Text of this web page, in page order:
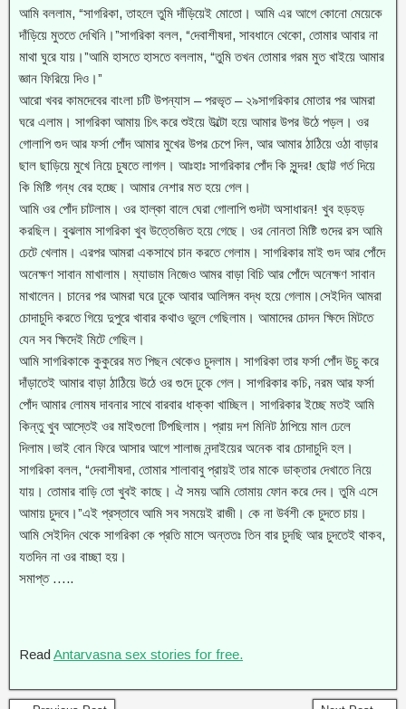
আমি বললাম, “সাগরিকা, তাহলে তুমি দাঁড়িয়েই মোতো। আমি এর আগে কোনো মেয়েকে
দাঁড়িয়ে মুততে দেখিনি।”সাগরিকা বলল, “দেবাশীষদা, সাবধানে থেকো, তোমার আবার না
মাথা ঘুরে যায়।”আমি হাসতে হাসতে বললাম, “তুমি তখন তোমার গরম মুত খাইয়ে আমার
জ্ঞান ফিরিয়ে দিও।”
আরো খবর কামদেবের বাংলা চটি উপন্যাস – পরভৃত – ২৯সাগরিকার মোতার পর আমরা
ঘরে এলাম। সাগরিকা আমায় চিৎ করে শুইয়ে উল্টো হয়ে আমার উপর উঠে পড়ল। ওর
গোলাপি গুদ আর ফর্সা পোঁদ আমার মুখের উপর চেপে দিল, আর আমার ঠাঠিয়ে ওঠা বাড়ার
ছাল ছাড়িয়ে মুখে নিয়ে চুষতে লাগল। আঃহাঃ সাগরিকার পোঁদ কি সুন্দর! ছোট্ট গর্ত দিয়ে
কি মিষ্টি গন্ধ বের হচ্ছে। আমার নেশার মত হয়ে গেল।
আমি ওর পোঁদ চাটলাম। ওর হাল্কা বালে ঘেরা গোলাপি গুদটা অসাধারন! খুব হড়হড়
করছিল। বুঝলাম সাগরিকা খুব উত্তেজিত হয়ে গেছে। ওর নোনতা মিষ্টি গুদের রস আমি
চেটে খেলাম। এরপর আমরা একসাথে চান করতে গেলাম। সাগরিকার মাই গুদ আর পোঁদে
অনেক্ষণ সাবান মাখালাম। ম্যাডাম নিজেও আমর বাড়া বিচি আর পোঁদে অনেক্ষণ সাবান
মাখালেন। চানের পর আমরা ঘরে ঢুকে আবার আলিঙ্গন বদ্ধ হয়ে গেলাম।সেইদিন আমরা
চোদাচুদি করতে গিয়ে দুপুরে খাবার কথাও ভুলে গেছিলাম। আমাদের চোদন ক্ষিদে মিটতে
যেন সব ক্ষিদেই মিটে গেছিল।
আমি সাগরিকাকে কুকুরের মত পিছন থেকেও চুদলাম। সাগরিকা তার ফর্সা পোঁদ উচু করে
দাঁড়াতেই আমার বাড়া ঠাঠিয়ে উঠে ওর গুদে ঢুকে গেল। সাগরিকার কচি, নরম আর ফর্সা
পোঁদ আমার লোমষ দাবনার সাথে বারবার ধাক্কা খাচ্ছিল। সাগরিকার ইচ্ছে মতই আমি
কিন্তু খুব আস্তেই ওর মাইগুলো টিপছিলাম। প্রায় দশ মিনিট ঠাপিয়ে মাল ঢেলে
দিলাম।ভাই বোন ফিরে আসার আগে শালাজ নন্দাইয়ের অনেক বার চোদাচুদি হল।
সাগরিকা বলল, “দেবাশীষদা, তোমার শালাবাবু প্রায়ই তার মাকে ডাক্তার দেখাতে নিয়ে
যায়। তোমার বাড়ি তো খুবই কাছে। ঐ সময় আমি তোমায় ফোন করে দেব। তুমি এসে
আমায় চুদবে।”এই প্রস্তাবে আমি সব সময়েই রাজী। কে না উর্বশী কে চুদতে চায়।
আমি সেইদিন থেকে সাগরিকা কে প্রতি মাসে অন্ততঃ তিন বার চুদছি আর চুদতেই থাকব,
যতদিন না ওর বাচ্ছা হয়।
সমাপ্ত …..
Read Antarvasna sex stories for free.